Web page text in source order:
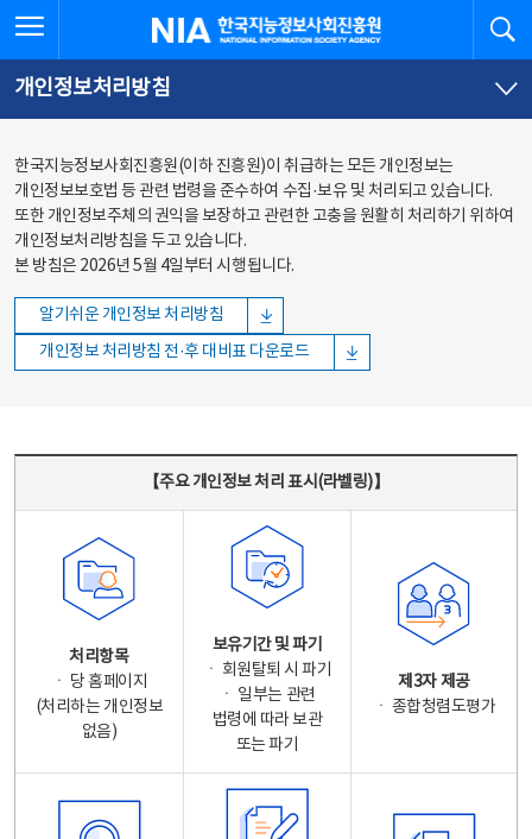
바로가기
바로가기
한국지능정보사회진흥원
개인정보처리방침
한국지능정보사회진흥원(이하 진흥원)이 취급하는 모든 개인정보는
개인정보보호법 등 관련 법령을 준수하여 수집·보유 및 처리되고 있습니다.
또한 개인정보주체의 권익을 보장하고 관련한 고충을 원활히 처리하기 위하여
개인정보처리방침을 두고 있습니다.
본 방침은 2026년 5월 4일부터 시행됩니다.
알기쉬운 개인정보 처리방침
개인정보 처리방침 전·후 대비표 다운로드
【주요 개인정보 처리 표시(라벨링)】
처리항목
ㆍ 당 홈페이지
(처리하는 개인정보
없음)
보유기간 및 파기
ㆍ 회원탈퇴 시 파기
ㆍ 일부는 관련
법령에 따라 보관
또는 파기
제3자 제공
ㆍ 종합청렴도평가